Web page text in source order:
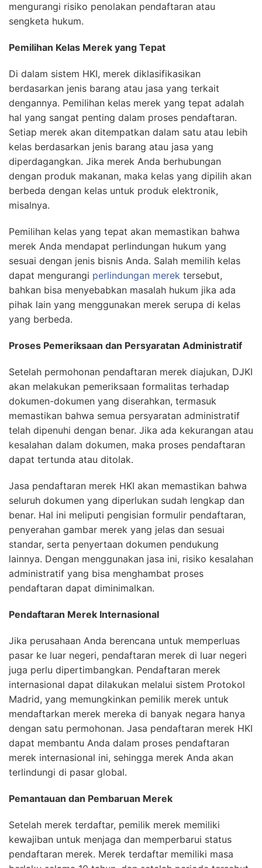
mengurangi risiko penolakan pendaftaran atau
sengketa hukum.
Pemilihan Kelas Merek yang Tepat
Di dalam sistem HKI, merek diklasifikasikan
berdasarkan jenis barang atau jasa yang terkait
dengannya. Pemilihan kelas merek yang tepat adalah
hal yang sangat penting dalam proses pendaftaran.
Setiap merek akan ditempatkan dalam satu atau lebih
kelas berdasarkan jenis barang atau jasa yang
diperdagangkan. Jika merek Anda berhubungan
dengan produk makanan, maka kelas yang dipilih akan
berbeda dengan kelas untuk produk elektronik,
misalnya.
Pemilihan kelas yang tepat akan memastikan bahwa
merek Anda mendapat perlindungan hukum yang
sesuai dengan jenis bisnis Anda. Salah memilih kelas
dapat mengurangi perlindungan merek tersebut,
bahkan bisa menyebabkan masalah hukum jika ada
pihak lain yang menggunakan merek serupa di kelas
yang berbeda.
Proses Pemeriksaan dan Persyaratan Administratif
Setelah permohonan pendaftaran merek diajukan, DJKI
akan melakukan pemeriksaan formalitas terhadap
dokumen-dokumen yang diserahkan, termasuk
memastikan bahwa semua persyaratan administratif
telah dipenuhi dengan benar. Jika ada kekurangan atau
kesalahan dalam dokumen, maka proses pendaftaran
dapat tertunda atau ditolak.
Jasa pendaftaran merek HKI akan memastikan bahwa
seluruh dokumen yang diperlukan sudah lengkap dan
benar. Hal ini meliputi pengisian formulir pendaftaran,
penyerahan gambar merek yang jelas dan sesuai
standar, serta penyertaan dokumen pendukung
lainnya. Dengan menggunakan jasa ini, risiko kesalahan
administratif yang bisa menghambat proses
pendaftaran dapat diminimalkan.
Pendaftaran Merek Internasional
Jika perusahaan Anda berencana untuk memperluas
pasar ke luar negeri, pendaftaran merek di luar negeri
juga perlu dipertimbangkan. Pendaftaran merek
internasional dapat dilakukan melalui sistem Protokol
Madrid, yang memungkinkan pemilik merek untuk
mendaftarkan merek mereka di banyak negara hanya
dengan satu permohonan. Jasa pendaftaran merek HKI
dapat membantu Anda dalam proses pendaftaran
merek internasional ini, sehingga merek Anda akan
terlindungi di pasar global.
Pemantauan dan Pembaruan Merek
Setelah merek terdaftar, pemilik merek memiliki
kewajiban untuk menjaga dan memperbarui status
pendaftaran merek. Merek terdaftar memiliki masa